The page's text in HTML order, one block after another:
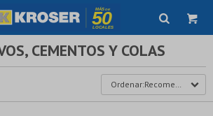
CEMENTOS Y COLAS
Recomendados